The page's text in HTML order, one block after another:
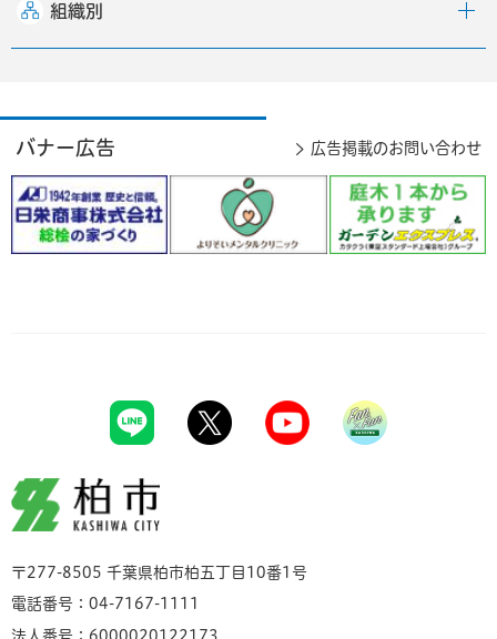
組織別
バナー広告 広告掲載のお問い合わせ
柏市
〒277-8505 千葉県柏市柏五丁目10番1号
電話番号：04-7167-1111
法人番号：6000020122173